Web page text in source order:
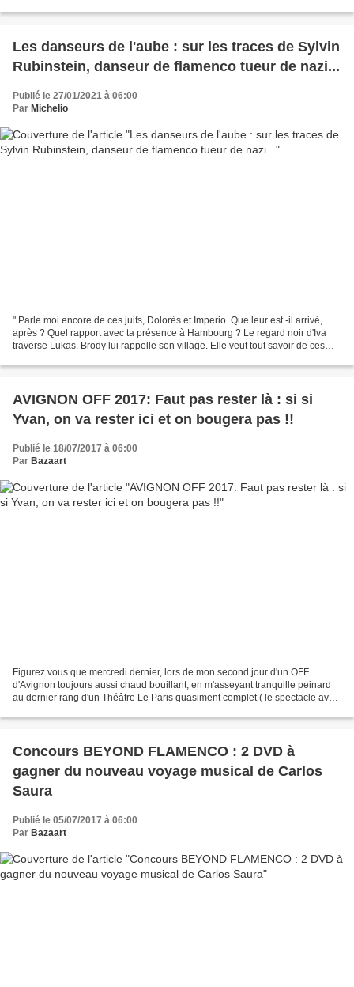
Les danseurs de l'aube : sur les traces de Sylvin
Rubinstein, danseur de flamenco tueur de nazi...
Publié le 27/01/2021 à 06:00
Par Michelio
" Parle moi encore de ces juifs, Dolorès et Imperio. Que leur est -il arrivé,
après ? Quel rapport avec ta présence à Hambourg ? Le regard noir d'Iva
traverse Lukas. Brody lui rappelle son village. Elle veut tout savoir de ces
AVIGNON OFF 2017: Faut pas rester là : si si
Yvan, on va rester ici et on bougera pas !!
Publié le 18/07/2017 à 06:00
Par Bazaart
Figurez vous que mercredi dernier, lors de mon second jour d'un OFF
d'Avignon toujours aussi chaud bouillant, en m'asseyant tranquille peinard
au dernier rang d'un Théâtre Le Paris quasiment complet ( le spectacle avait
Concours BEYOND FLAMENCO : 2 DVD à
gagner du nouveau voyage musical de Carlos
Saura
Publié le 05/07/2017 à 06:00
Par Bazaart